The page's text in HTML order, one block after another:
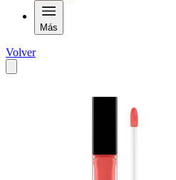
Más
Volver